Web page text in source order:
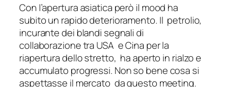
Con l’apertura asiatica però il mood ha
subito un rapido deterioramento. Il petrolio,
incurante dei blandi segnali di
collaborazione tra USA e Cina per la
riapertura dello stretto, ha aperto in rialzo e
accumulato progressi. Non so bene cosa si
aspettasse il mercato da questo meeting.